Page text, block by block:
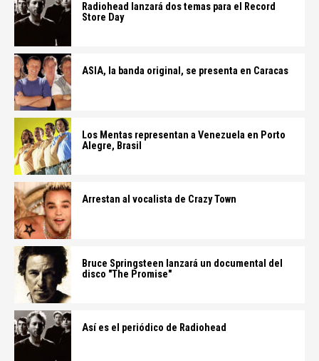
Radiohead lanzará dos temas para el Record
Store Day
ASIA, la banda original, se presenta en Caracas
Los Mentas representan a Venezuela en Porto
Alegre, Brasil
Arrestan al vocalista de Crazy Town
Bruce Springsteen lanzará un documental del
disco "The Promise"
Así es el periódico de Radiohead